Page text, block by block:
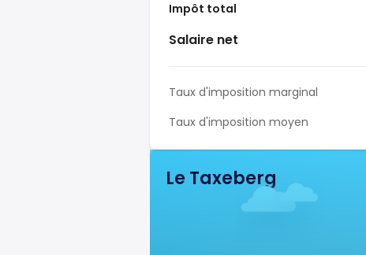
Impôt total
Salaire net
Taux d'imposition marginal
Taux d'imposition moyen
Le Taxeberg